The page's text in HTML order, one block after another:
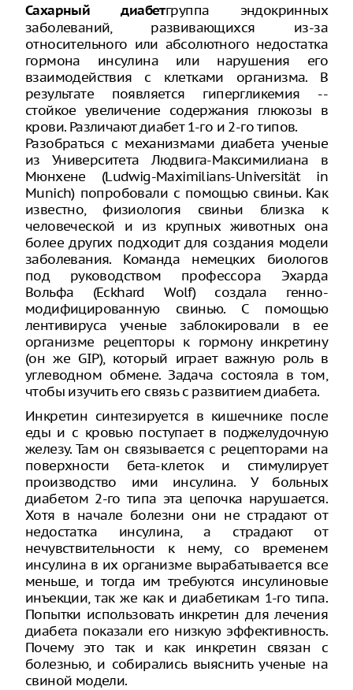
Сахарный диабетгруппа эндокринных
заболеваний, развивающихся из-за
относительного или абсолютного недостатка
гормона инсулина или нарушения его
взаимодействия с клетками организма. В
результате появляется гипергликемия --
стойкое увеличение содержания глюкозы в
крови. Различают диабет 1-го и 2-го типов.
Разобраться с механизмами диабета ученые
из Университета Людвига-Максимилиана в
Мюнхене (Ludwig-Maximilians-Universität in
Munich) попробовали с помощью свиньи. Как
известно, физиология свиньи близка к
человеческой и из крупных животных она
более других подходит для создания модели
заболевания. Команда немецких биологов
под руководством профессора Эхарда
Вольфа (Eckhard Wolf) создала генно-
модифицированную свинью. С помощью
лентивируса ученые заблокировали в ее
организме рецепторы к гормону инкретину
(он же GIP), который играет важную роль в
углеводном обмене. Задача состояла в том,
чтобы изучить его связь с развитием диабета.
Инкретин синтезируется в кишечнике после
еды и с кровью поступает в поджелудочную
железу. Там он связывается с рецепторами на
поверхности бета-клеток и стимулирует
производство ими инсулина. У больных
диабетом 2-го типа эта цепочка нарушается.
Хотя в начале болезни они не страдают от
недостатка инсулина, а страдают от
нечувствительности к нему, со временем
инсулина в их организме вырабатывается все
меньше, и тогда им требуются инсулиновые
инъекции, так же как и диабетикам 1-го типа.
Попытки использовать инкретин для лечения
диабета показали его низкую эффективность.
Почему это так и как инкретин связан с
болезнью, и собирались выяснить ученые на
свиной модели.